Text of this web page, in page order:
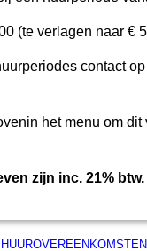
(te verlagen naar €
contact
het menu om dit
zijn inc. 21% btw.